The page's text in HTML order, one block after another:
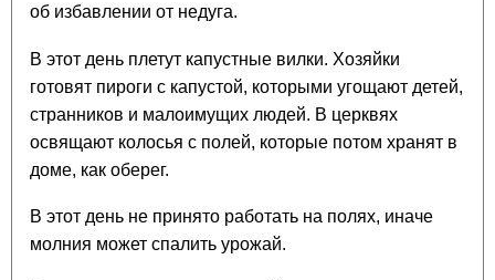
об избавлении от недуга.
В этот день плетут капустные вилки. Хозяйки
готовят пироги с капустой, которыми угощают детей,
странников и малоимущих людей. В церквях
освящают колосья с полей, которые потом хранят в
доме, как оберег.
В этот день не принято работать на полях, иначе
молния может спалить урожай.